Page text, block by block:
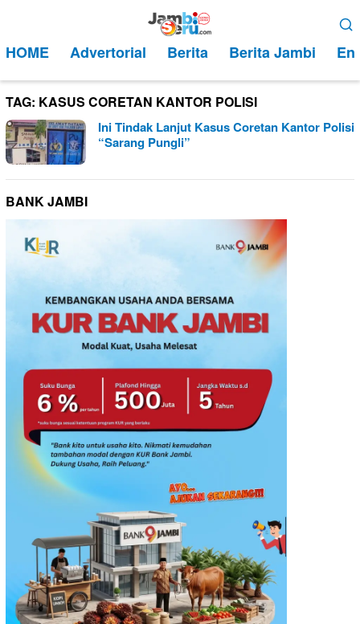
kontenMobile
HOME Advertorial Berita Berita Jambi
TAG: KASUS CORETAN KANTOR POLISI
Ini Tindak Lanjut Kasus Coretan Kantor Polisi
“Sarang Pungli”
BANK JAMBI